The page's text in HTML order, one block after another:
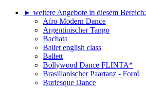
► weitere Angebote in diesem Bereich:
Afro Modern Dance
Argentinischer Tango
Bachata
Ballet english class
Ballett
Bollywood Dance FLINTA*
Brasilianischer Paartanz - Forró
Burlesque Dance